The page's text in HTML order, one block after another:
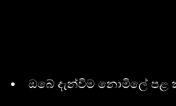
ඔබේ දැන්විම නොමිලේ පළ